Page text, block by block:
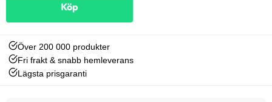
Köp
Över 200 000 produkter
Fri frakt & snabb hemleverans
Lägsta prisgaranti